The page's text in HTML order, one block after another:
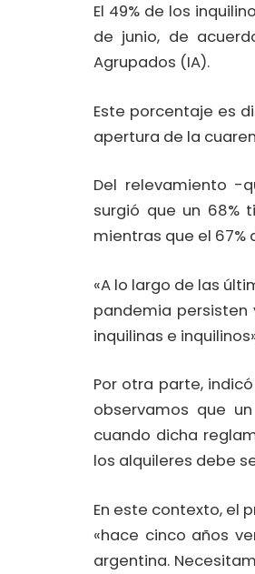
El 49% de los
de junio, de
Agrupados (IA).
Este porcentaje es
apertura de la
Del relevamiento -
surgió que un 68%
mientras que el
«A lo largo de las
pandemia persisten
inquilinas e
Por otra parte,
observamos que
cuando dicha
los alquileres debe
En este contexto, el
«hace cinco años
argentina.